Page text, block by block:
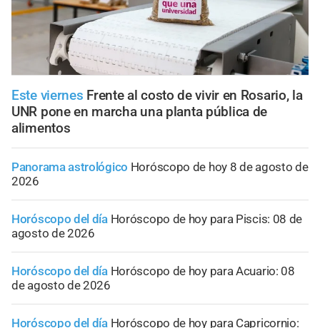
Este viernes Frente al costo de vivir en Rosario, la
UNR pone en marcha una planta pública de
alimentos
Panorama astrológico Horóscopo de hoy 8 de agosto de
2026
Horóscopo del día Horóscopo de hoy para Piscis: 08 de
agosto de 2026
Horóscopo del día Horóscopo de hoy para Acuario: 08
de agosto de 2026
Horóscopo del día Horóscopo de hoy para Capricornio: